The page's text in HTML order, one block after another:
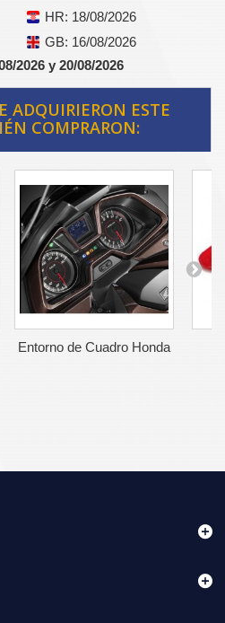
HR: 18/08/2026
GB: 16/08/2026
2026 y 20/08/2026
ADQUIRIERON ESTE
COMPRARON:
Entorno de Cuadro Honda